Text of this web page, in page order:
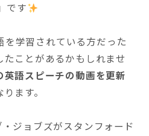
」です
学習されている方だった
たことがあるかもしれませ
英語スピーチの動画を更新
ります。
ジョブズがスタンフォード